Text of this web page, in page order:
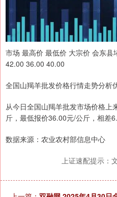
市场 最高价 最低价 大宗价 会东县
42.00 36.00 40.00
全国山羯羊批发价格行情走势分析
从今日全国山羯羊批发市场价格上
斤，最低报价36.00元/公斤，相差
数据来源：农业农村部信息中心
上证速配提示：